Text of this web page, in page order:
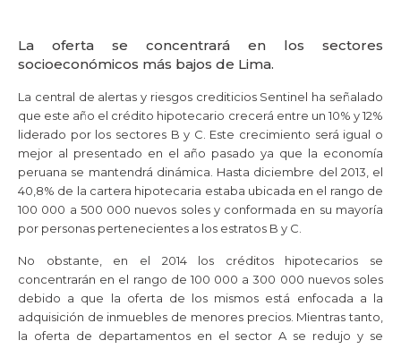
La oferta se concentrará en los sectores
socioeconómicos más bajos de Lima.
La central de alertas y riesgos crediticios Sentinel ha señalado
que este año el crédito hipotecario crecerá entre un 10% y 12%
liderado por los sectores B y C. Este crecimiento será igual o
mejor al presentado en el año pasado ya que la economía
peruana se mantendrá dinámica. Hasta diciembre del 2013, el
40,8% de la cartera hipotecaria estaba ubicada en el rango de
100 000 a 500 000 nuevos soles y conformada en su mayoría
por personas pertenecientes a los estratos B y C.
No obstante, en el 2014 los créditos hipotecarios se
concentrarán en el rango de 100 000 a 300 000 nuevos soles
debido a que la oferta de los mismos está enfocada a la
adquisición de inmuebles de menores precios. Mientras tanto,
la oferta de departamentos en el sector A se redujo y se